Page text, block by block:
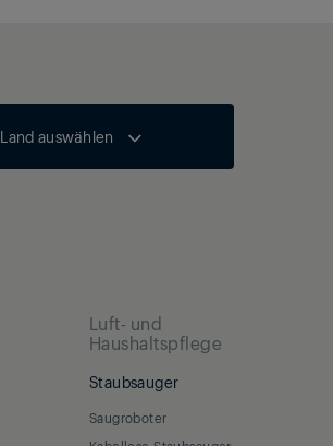
Land auswählen
Luft- und
Haushaltspflege
Staubsauger
Saugroboter